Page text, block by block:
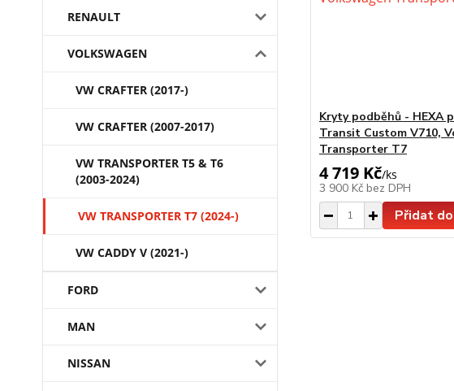
RENAULT
VOLKSWAGEN
VW CRAFTER (2017-)
VW CRAFTER (2007-2017)
VW TRANSPORTER T5 & T6
(2003-2024)
VW TRANSPORTER T7 (2024-)
VW CADDY V (2021-)
FORD
MAN
NISSAN
Kryty podběhů - HEXA
Transit Custom V710,
Transporter T7
4 719 Kč/ks
3 900 Kč bez DPH
Přidat